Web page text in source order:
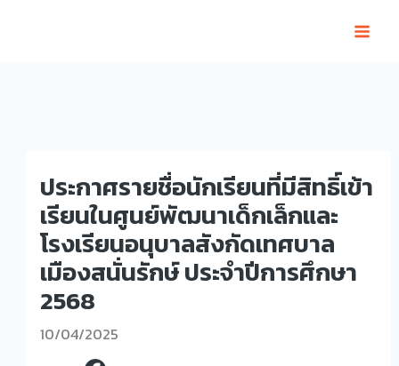
ประกาศรายชื่อนักเรียนที่มีสิทธิ์เข้า
เรียนในศูนย์พัฒนาเด็กเล็กและ
โรงเรียนอนุบาลสังกัดเทศบาล
เมืองสนั่นรักษ์ ประจำปีการศึกษา
2568
10/04/2025